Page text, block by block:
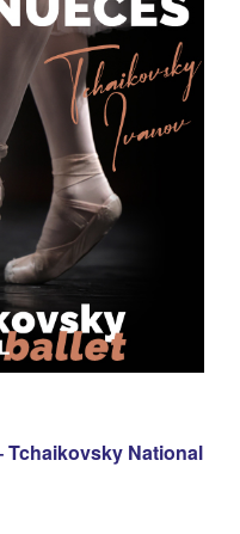
Tchaikovsky National